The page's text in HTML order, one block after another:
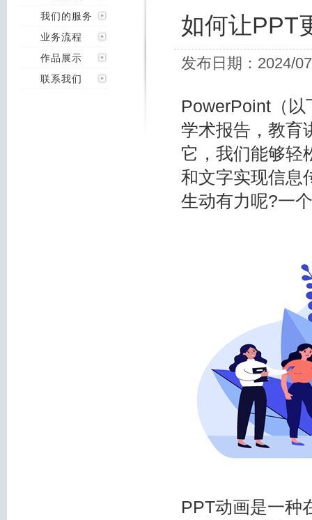
我们的服务
业务流程
作品展示
联系我们
如何让PPT
发布日期：2024/
PowerPoint（
学术报告，教育
它，我们能够轻
和文字实现信息
生动有力呢?一
PPT动画是一种